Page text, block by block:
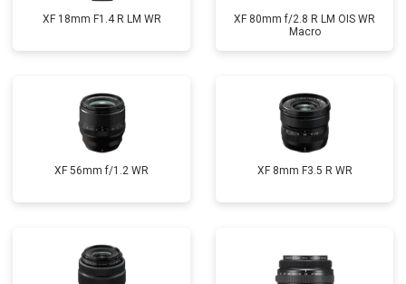
XF 18mm F1.4 R LM WR
XF 80mm f/2.8 R LM OIS WR
Macro
XF 56mm f/1.2 WR XF 8mm F3.5 R WR